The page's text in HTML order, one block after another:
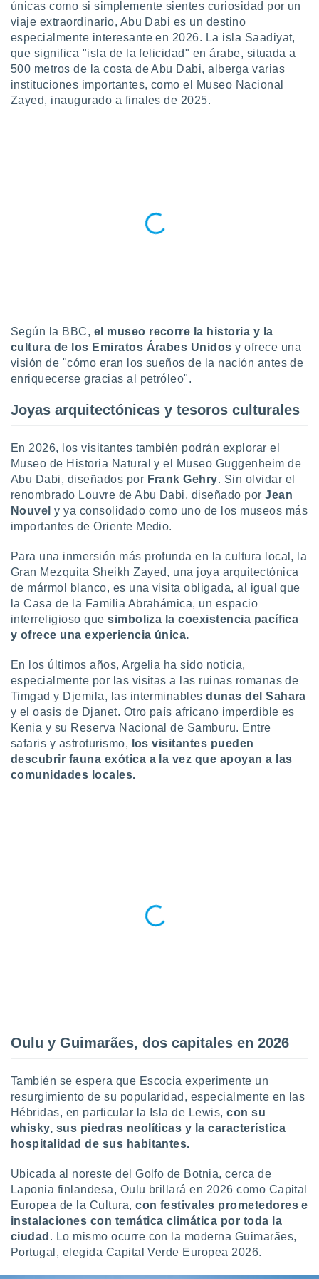
y
más
nuestra
y
sitio
te
el sitio
se
para
ni para
o
aunque
no
Puedes
acceder a
web a
únicos
similares
en
en
en
de
un
o acceder
datos
únicas como si simplemente sientes curiosidad por un
viaje extraordinario, Abu Dabi es un destino
especialmente interesante en 2026. La isla Saadiyat,
que significa "isla de la felicidad" en árabe, situada a
500 metros de la costa de Abu Dabi, alberga varias
instituciones importantes, como el Museo Nacional
Zayed, inaugurado a finales de 2025.
Según la BBC, el museo recorre la historia y la
cultura de los Emiratos Árabes Unidos y ofrece una
visión de "cómo eran los sueños de la nación antes de
enriquecerse gracias al petróleo".
Joyas arquitectónicas y tesoros culturales
En 2026, los visitantes también podrán explorar el
Museo de Historia Natural y el Museo Guggenheim de
Abu Dabi, diseñados por Frank Gehry. Sin olvidar el
renombrado Louvre de Abu Dabi, diseñado porJean
Nouvely ya consolidado como uno de los museos más
importantes de Oriente Medio.
Para una inmersión más profunda en la cultura local, la
Gran Mezquita Sheikh Zayed, una joya arquitectónica
de mármol blanco, es una visita obligada, al igual que
la Casa de la Familia Abrahámica, un espacio
interreligioso quesimboliza la coexistencia pacífica
y ofrece una experiencia única.
En los últimos años, Argelia ha sido noticia,
especialmente por las visitas a las ruinas romanas de
Timgad y Djemila, las interminables dunas del Sahara
y el oasis de Djanet. Otro país africano imperdible es
Kenia y su Reserva Nacional de Samburu. Entre
safaris y astroturismo, los visitantes pueden
descubrir fauna exótica a la vez que apoyan a las
comunidades locales.
Oulu y Guimarães, dos capitales en 2026
También se espera que Escocia experimente un
resurgimiento de su popularidad, especialmente en las
Hébridas, en particular la Isla de Lewis,con su
whisky, sus piedras neolíticas y la característica
hospitalidad de sus habitantes.
Ubicada al noreste del Golfo de Botnia, cerca de
Laponia finlandesa, Oulu brillará en 2026 como Capital
Europea de la Cultura,con festivales prometedores e
instalaciones con temática climática por toda la
ciudad . Lo mismo ocurre con la moderna Guimarães,
Portugal, elegida Capital Verde Europea 2026.